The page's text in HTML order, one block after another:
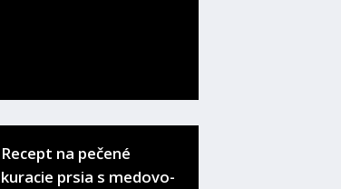
Recept na pečené
kuracie prsia s medovo-